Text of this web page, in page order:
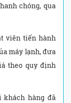
chóng, qua
viên tiến hành
máy lạnh, đưa
theo quy định
khách hàng đã